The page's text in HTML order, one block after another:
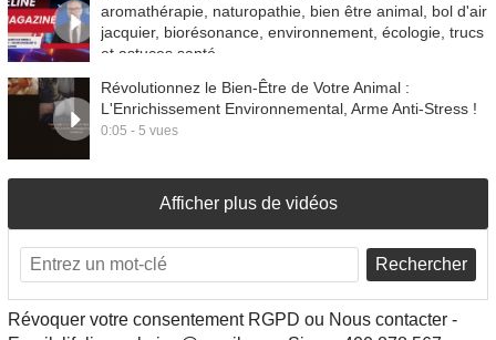
aromathérapie, naturopathie, bien être animal, bol d'air
jacquier, biorésonance, environnement, écologie, trucs
et astuces santé
Révolutionnez le Bien-Être de Votre Animal :
L'Enrichissement Environnemental, Arme Anti-Stress !
0:05 - 5 vues
Afficher plus de vidéos
Rechercher
Révoquer votre consentement RGPD ou Nous contacter -